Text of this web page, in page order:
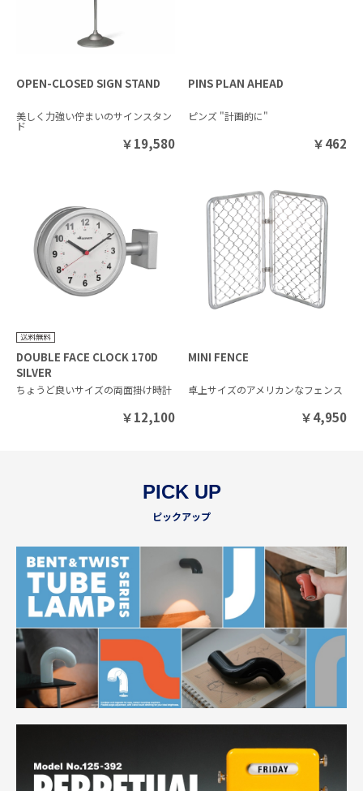
OPEN-CLOSED SIGN STAND
美しく力強い佇まいのサインスタン
ド
￥19,580
PINS PLAN AHEAD
ピンズ "計画的に"
￥462
DOUBLE FACE CLOCK 170D
SILVER
ちょうど良いサイズの両面掛け時計
￥12,100
MINI FENCE
卓上サイズのアメリカンなフェンス
￥4,950
PICK UP
ピックアップ